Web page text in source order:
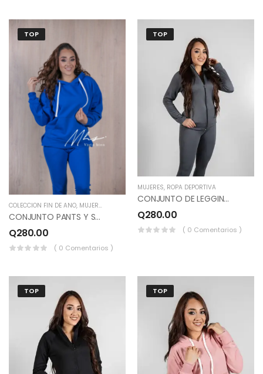
TOP
COLECCION FIN DE AÑO, MUJERES
CONJUNTO PANTS Y SUDADERO HOMBRO CAIDO COLOR AZUL PAVO.
Q280.00
( 0 Comentarios )
TOP
MUJERES, ROPA DEPORTIVA
CONJUNTO DE LEGGINS Y SUDADERO DEPORTIVO COLOR GRIS CLARO.
Q280.00
( 0 Comentarios )
TOP TOP